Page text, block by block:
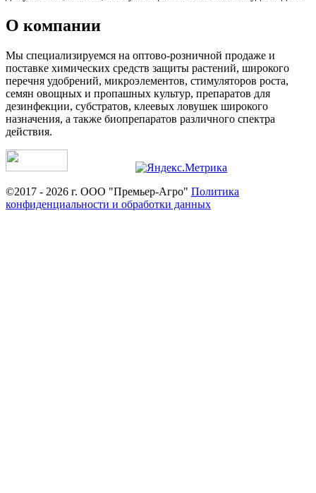
О компании
Мы специализируемся на оптово-розничной продаже и
поставке химических средств защиты растений, широкого
перечня удобрений, микроэлементов, стимуляторов роста,
семян овощных и пропашных культур, препаратов для
дезинфекции, субстратов, клеевых ловушек широкого
назначения, а также биопрепаратов различного спектра
действия.
©2017 - 2026 г. ООО "Премьер-Агро" Политика
конфиденциальности и обработки данных